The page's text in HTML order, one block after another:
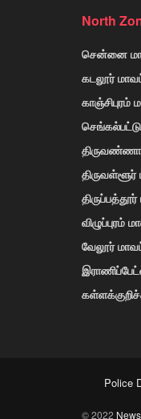
North
சென்னை
கடலூர்
விழுப்புரம்
வேலூர்
Police
© 2022